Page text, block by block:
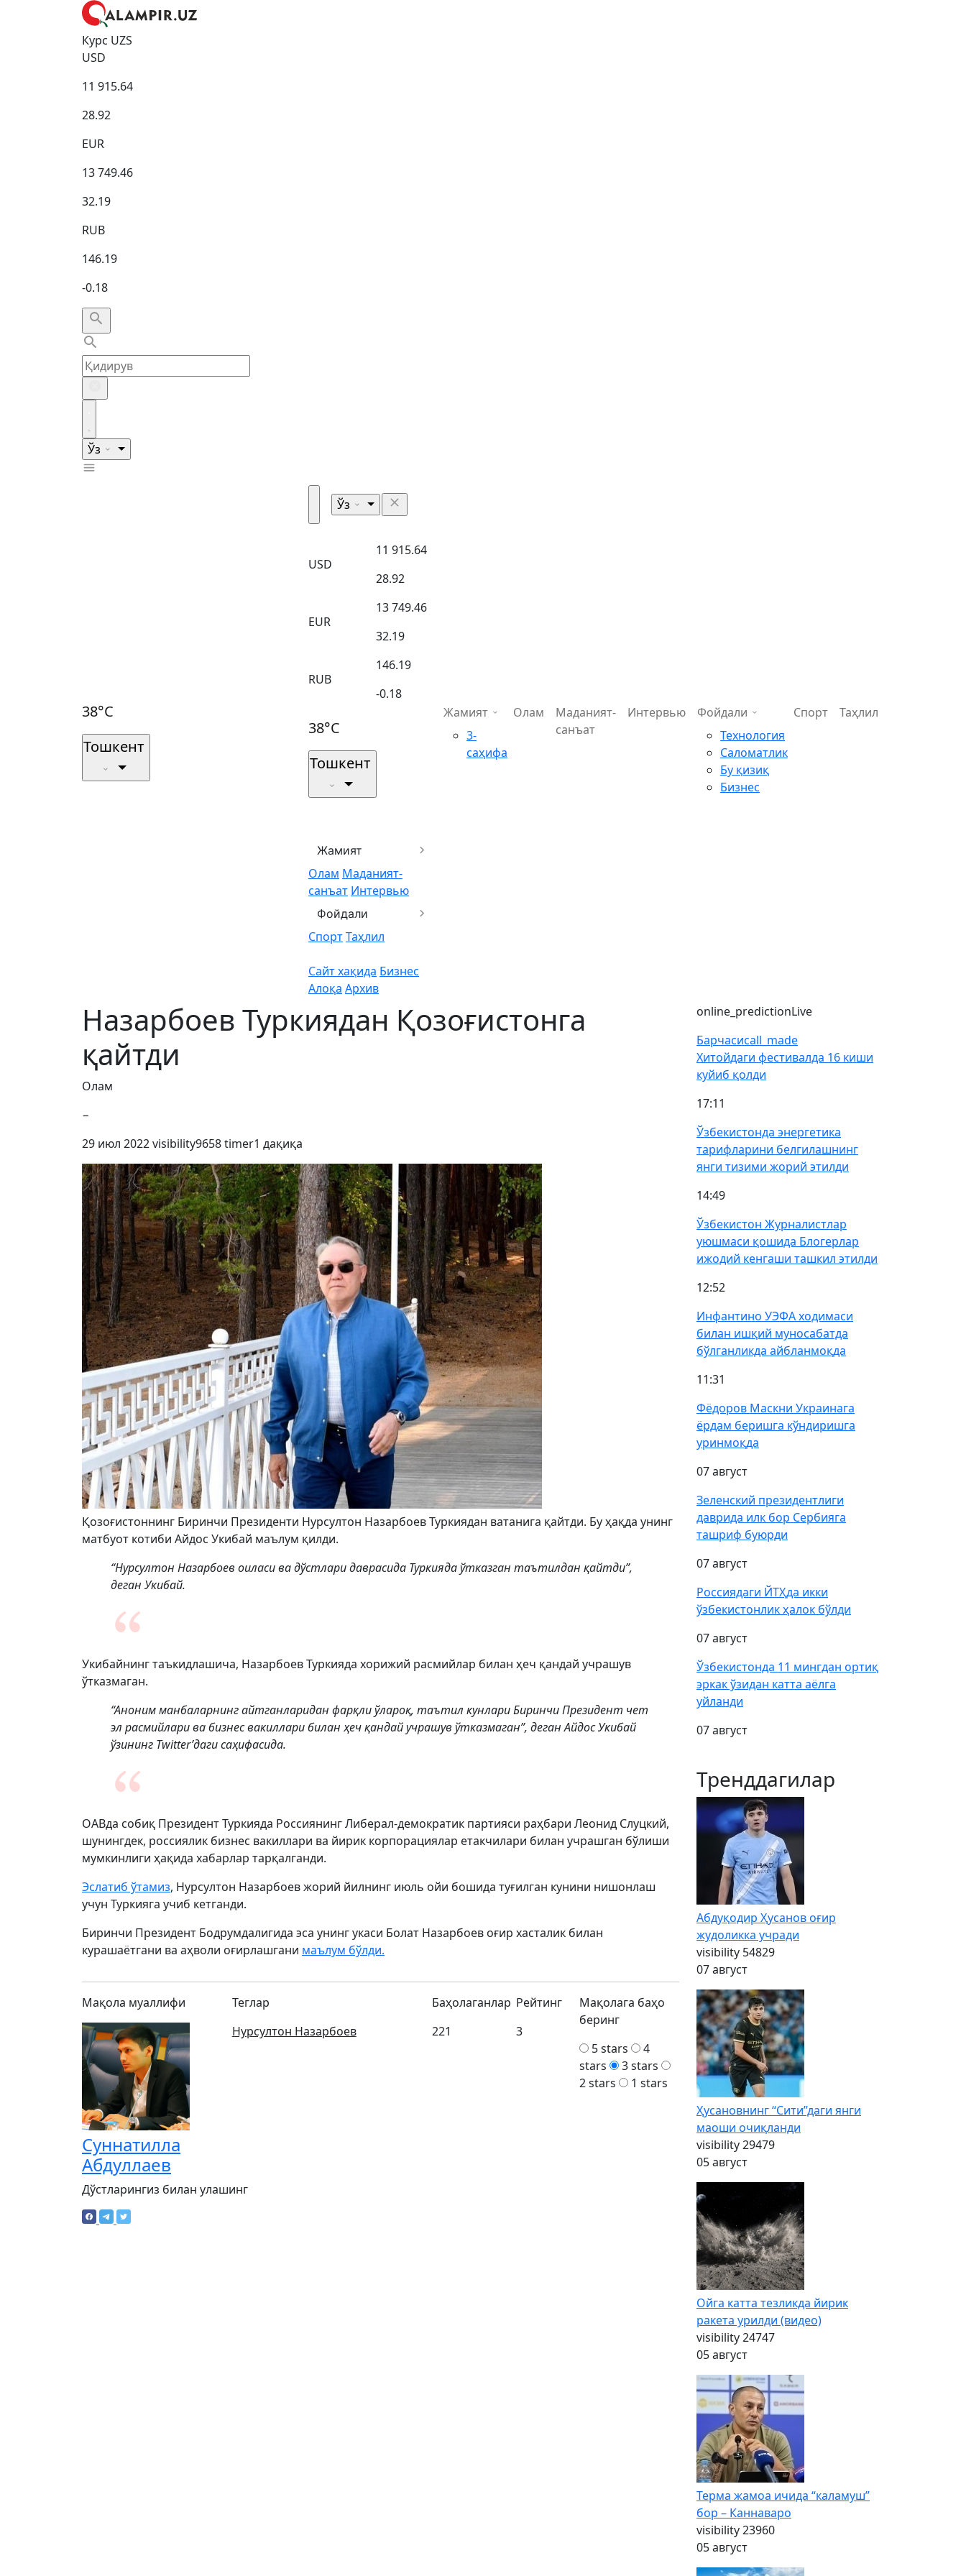
Курс UZS
USD
11 915.64
28.92
EUR
13 749.46
32.19
RUB
146.19
-0.18
Ўз
38°C
Тошкент
Ўз
USD
11 915.64
28.92
EUR
13 749.46
32.19
RUB
146.19
-0.18
38°C
Тошкент
Жамият
Олам Маданият-
санъат Интервью
Фойдали
СпортТаҳлил
Сайт хақида Бизнес
Алоқа Архив
Жамият
3-
саҳифа
Олам
Маданият-
санъат
Интервью
Фойдали
Технология
Саломатлик
Бу қизиқ
Бизнес
Спорт Таҳлил
Назарбоев Туркиядан Қозоғистонга
қайтди
Олам
−
29 июл 2022visibility9658timer1 дақиқа
Қозоғистоннинг Биринчи Президенти Нурсултон Назарбоев Туркиядан ватанига қайтди. Бу ҳақда унинг
матбуот котиби Айдос Укибай маълум қилди.
“Нурсултон Назарбоев оиласи ва дўстлари даврасида Туркияда ўтказган таътилдан қайтди”,
деган Укибай.
Укибайнинг таъкидлашича, Назарбоев Туркияда хорижий расмийлар билан ҳеч қандай учрашув
ўтказмаган.
“Аноним манбаларнинг айтганларидан фарқли ўлароқ, таътил кунлари Биринчи Президент чет
эл расмийлари ва бизнес вакиллари билан ҳеч қандай учрашув ўтказмаган”, деган Айдос Укибай
ўзининг Twitter’даги саҳифасида.
ОАВда собиқ Президент Туркияда Россиянинг Либерал-демократик партияси раҳбари Леонид Слуцкий,
шунингдек, россиялик бизнес вакиллари ва йирик корпорациялар етакчилари билан учрашган бўлиши
мумкинлиги ҳақида хабарлар тарқалганди.
Эслатиб ўтамиз, Нурсултон Назарбоев жорий йилнинг июль ойи бошида туғилган кунини нишонлаш
учун Туркияга учиб кетганди.
Биринчи Президент Бодрумдалигида эса унинг укаси Болат Назарбоев оғир хасталик билан
курашаётгани ва аҳволи оғирлашгани маълум бўлди.
Мақола муаллифи
Суннатилла
Абдуллаев
Теглар
Нурсултон Назарбоев
Баҳолаганлар
221
Рейтинг
3
Мақолага баҳо
беринг
5 stars
4
stars
3 stars
2 stars
1 stars
Дўстларингиз билан улашинг
online_predictionLive
Барчасиcall_made
Хитойдаги фестивалда 16 киши
куйиб қолди
17:11
Ўзбекистонда энергетика
тарифларини белгилашнинг
янги тизими жорий этилди
14:49
Ўзбекистон Журналистлар
уюшмаси қошида Блогерлар
ижодий кенгаши ташкил этилди
12:52
Инфантино УЭФА ходимаси
билан ишқий муносабатда
бўлганликда айбланмоқда
11:31
Фёдоров Маскни Украинага
ёрдам беришга кўндиришга
уринмоқда
07 август
Зеленский президентлиги
даврида илк бор Сербияга
ташриф буюрди
07 август
Россиядаги ЙТҲда икки
ўзбекистонлик ҳалок бўлди
07 август
Ўзбекистонда 11 мингдан ортиқ
эркак ўзидан катта аёлга
уйланди
07 август
Тренддагилар
Абдуқодир Ҳусанов оғир
жудоликка учради
visibility 54829
07 август
Ҳусановнинг “Сити”даги янги
маоши очиқланди
visibility29479
05 август
Ойга катта тезликда йирик
ракета урилди (видео)
visibility24747
05 август
Терма жамоа ичида “каламуш”
бор – Каннаваро
visibility23960
05 август